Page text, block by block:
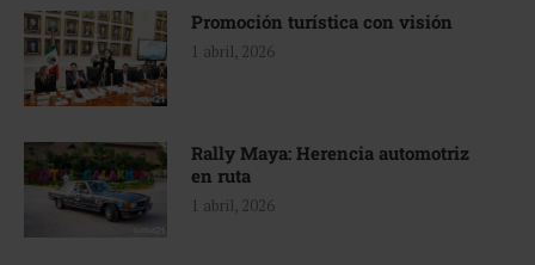
Promoción turística con visión
1 abril, 2026
Rally Maya: Herencia automotriz
en ruta
1 abril, 2026